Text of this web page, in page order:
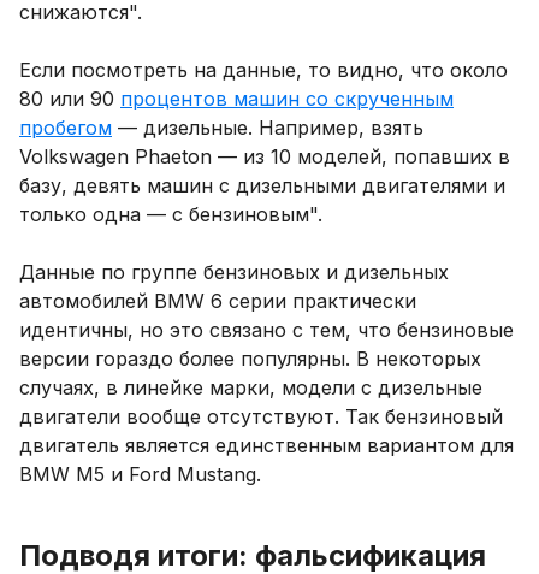
снижаются".
Если посмотреть на данные, то видно, что около
80 или 90 процентов машин со скрученным
пробегом — дизельные. Например, взять
Volkswagen Phaeton — из 10 моделей, попавших в
базу, девять машин с дизельными двигателями и
только одна — с бензиновым".
Данные по группе бензиновых и дизельных
автомобилей BMW 6 серии практически
идентичны, но это связано с тем, что бензиновые
версии гораздо более популярны. В некоторых
случаях, в линейке марки, модели с дизельные
двигатели вообще отсутствуют. Так бензиновый
двигатель является единственным вариантом для
BMW M5 и Ford Mustang.
Подводя итоги: фальсификация